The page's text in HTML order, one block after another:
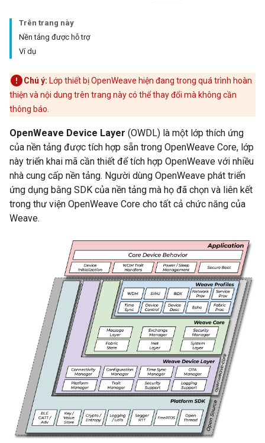
Trên trang này
Nền tảng được hỗ trợ
Ví dụ
Chú ý: Lớp thiết bị OpenWeave hiện đang trong quá trình hoàn
thiện và nội dung trên trang này có thể thay đổi mà không cần
thông báo.
OpenWeave Device Layer (OWDL) là một lớp thích ứng
của nền tảng được tích hợp sẵn trong OpenWeave Core, lớp
này triển khai mã cần thiết để tích hợp OpenWeave với nhiều
nhà cung cấp nền tảng. Người dùng OpenWeave phát triển
ứng dụng bằng SDK của nền tảng mà họ đã chọn và liên kết
trong thư viện OpenWeave Core cho tất cả chức năng của
Weave.